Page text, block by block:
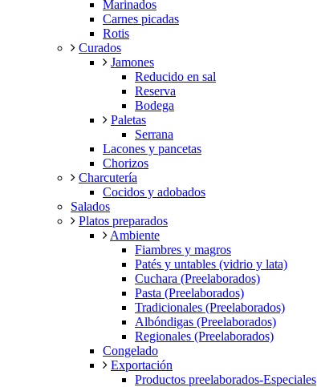
Marinados
Carnes picadas
Rotis
Curados
Jamones
Reducido en sal
Reserva
Bodega
Paletas
Serrana
Lacones y pancetas
Chorizos
Charcutería
Cocidos y adobados
Salados
Platos preparados
Ambiente
Fiambres y magros
Patés y untables (vidrio y lata)
Cuchara (Preelaborados)
Pasta (Preelaborados)
Tradicionales (Preelaborados)
Albóndigas (Preelaborados)
Regionales (Preelaborados)
Congelado
Exportación
Productos preelaborados-Especiales